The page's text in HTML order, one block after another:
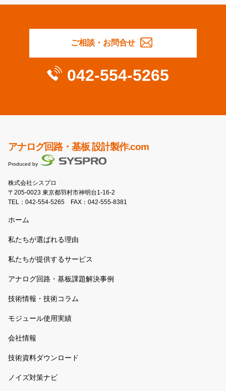
ご相談・お問合せ
042-554-5265
アナログ回路・基板 設計製作.com
Produced by
株式会社シスプロ
〒205-0023 東京都羽村市神明台1-16-2
TEL： 042-554-5265 FAX：042-555-8381
ホーム
私たちが選ばれる理由
私たちが提供するサービス
アナログ回路・基板課題解決事例
技術情報・技術コラム
モジュール使用実績
会社情報
技術資料ダウンロード
ノイズ対策ナビ